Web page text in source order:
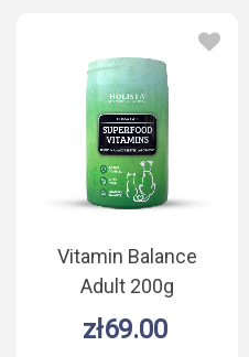
Vitamin Balance
Adult 200g
zł69.00